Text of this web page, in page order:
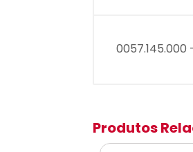
0057.145.000
Produtos